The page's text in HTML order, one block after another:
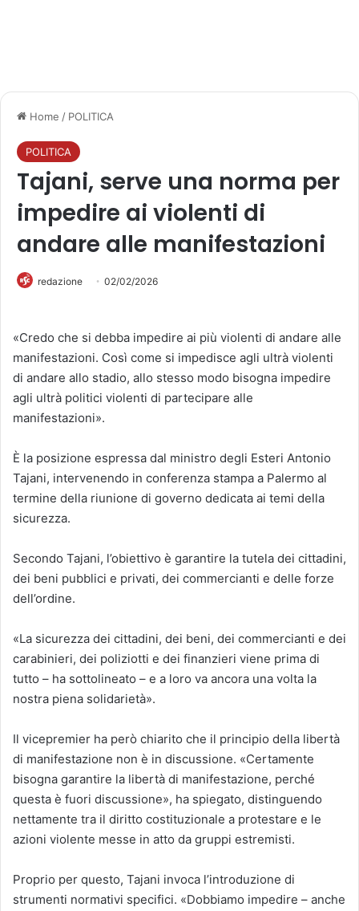
Home / POLITICA
POLITICA
Tajani, serve una norma per
impedire ai violenti di
andare alle manifestazioni
redazione 02/02/2026
«Credo che si debba impedire ai più violenti di andare alle
manifestazioni. Così come si impedisce agli ultrà violenti
di andare allo stadio, allo stesso modo bisogna impedire
agli ultrà politici violenti di partecipare alle
manifestazioni».
È la posizione espressa dal ministro degli Esteri Antonio
Tajani, intervenendo in conferenza stampa a Palermo al
termine della riunione di governo dedicata ai temi della
sicurezza.
Secondo Tajani, l’obiettivo è garantire la tutela dei cittadini,
dei beni pubblici e privati, dei commercianti e delle forze
dell’ordine.
«La sicurezza dei cittadini, dei beni, dei commercianti e dei
carabinieri, dei poliziotti e dei finanzieri viene prima di
tutto – ha sottolineato – e a loro va ancora una volta la
nostra piena solidarietà».
Il vicepremier ha però chiarito che il principio della libertà
di manifestazione non è in discussione. «Certamente
bisogna garantire la libertà di manifestazione, perché
questa è fuori discussione», ha spiegato, distinguendo
nettamente tra il diritto costituzionale a protestare e le
azioni violente messe in atto da gruppi estremisti.
Proprio per questo, Tajani invoca l’introduzione di
strumenti normativi specifici. «Dobbiamo impedire – anche